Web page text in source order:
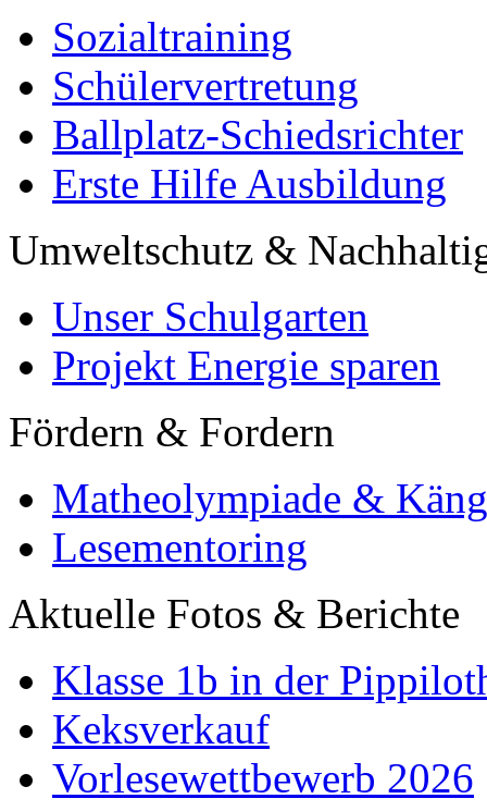
Sozialtraining
Schülervertretung
Ballplatz-Schiedsrichter
Erste Hilfe Ausbildung
Umweltschutz &
Unser Schulgarten
Projekt Energie sparen
Fördern & Fordern
Matheolympiade &
Lesementoring
Aktuelle Fotos & Berichte
Klasse 1b in der
Keksverkauf
Vorlesewettbewerb 2026